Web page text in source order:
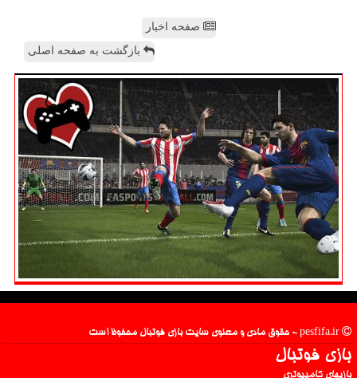
صفحه اخبار
بازگشت به صفحه اصلی
بازی فوتبال
بازیهای کامپیوتری